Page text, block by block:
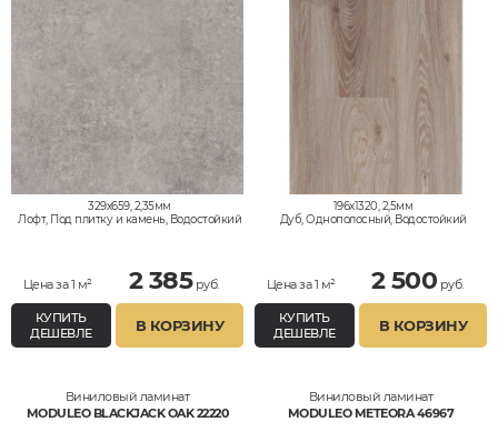
329x659, 2,35мм
Лофт, Под плитку и камень, Водостойкий
Цена за 1 м² 2 385руб.
КУПИТЬ
ДЕШЕВЛЕ
В КОРЗИНУ
196x1320, 2,5мм
Дуб, Однополосный, Водостойкий
Цена за 1 м² 2 500 руб.
КУПИТЬ
ДЕШЕВЛЕ
В КОРЗИНУ
Виниловый ламинат
MODULEO BLACKJACK OAK 22220
Виниловый ламинат
MODULEO METEORA 46967